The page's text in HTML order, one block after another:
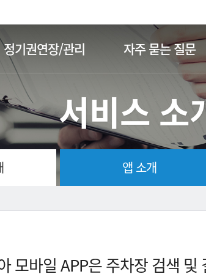
정기권연장/관리 자주 묻는 질문
서비스 소
앱 소개
모바일 APP은 주차장 검색 및